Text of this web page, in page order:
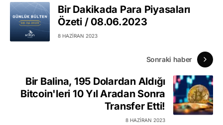
Bir Dakikada Para Piyasaları
Özeti / 08.06.2023
8 HAZIRAN 2023
Sonraki haber
Bir Balina, 195 Dolardan Aldığı
Bitcoin'leri 10 Yıl Aradan Sonra
Transfer Etti!
8 HAZIRAN 2023